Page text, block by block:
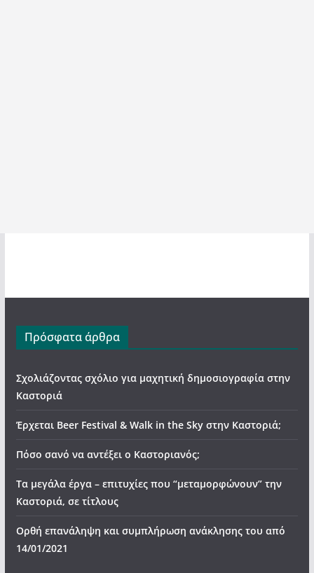
Πρόσφατα άρθρα
Σχολιάζοντας σχόλιο για μαχητική δημοσιογραφία στην
Καστοριά
Έρχεται Beer Festival & Walk in the Sky στην Καστοριά;
Πόσο σανό να αντέξει ο Καστοριανός;
Τα μεγάλα έργα – επιτυχίες που “μεταμορφώνουν” την
Καστοριά, σε τίτλους
Ορθή επανάληψη και συμπλήρωση ανάκλησης του από
14/01/2021